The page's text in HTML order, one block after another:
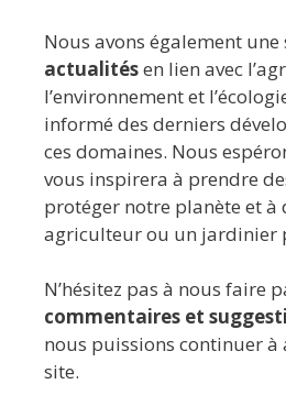
Nous avons également
actualitésen lien avec
l’environnement et
informé des derniers
ces domaines. Nous
vous inspirera à prendre
protéger notre planète et à
agriculteur ou un jardinier
N’hésitez pas à nous faire
commentaires et
nous puissions continuer
site.